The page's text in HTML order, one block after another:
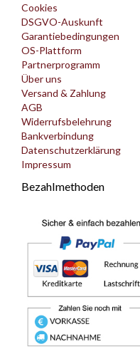
Cookies
DSGVO-Auskunft
Garantiebedingungen
OS-Plattform
Partnerprogramm
Über uns
Versand & Zahlung
AGB
Widerrufsbelehrung
Bankverbindung
Datenschutzerklärung
Impressum
Bezahlmethoden